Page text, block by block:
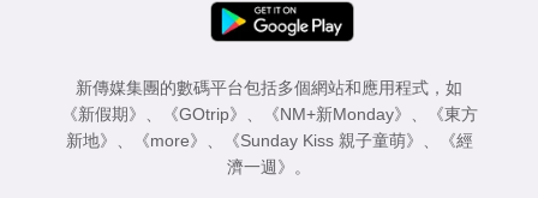
新傳媒集團的數碼平台包括多個網站和應用程式，如
《新假期》 、 《GOtrip》 、 《NM+新Monday》 、
《東方
新地》 、 《more》 、 《Sunday Kiss 親子童萌》 、
《經
濟一週》 。